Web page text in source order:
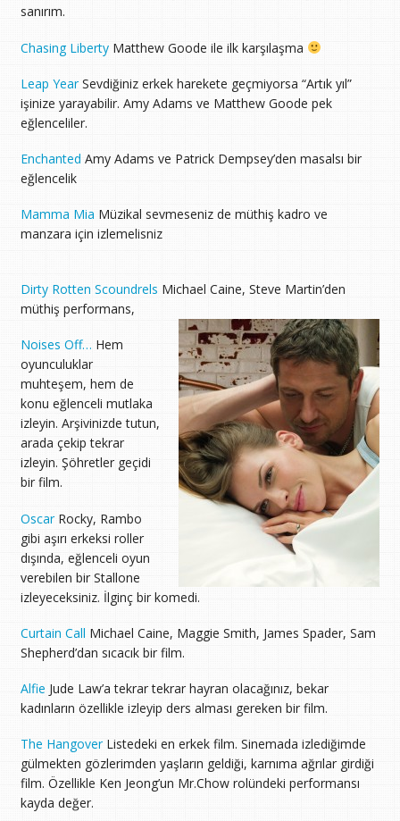
sanırım.
Chasing Liberty Matthew Goode ile ilk karşılaşma
Leap YearSevdiğiniz erkek harekete geçmiyorsa “Artık yıl”
işinize yarayabilir. Amy Adams ve Matthew Goode pek
eğlenceliler.
Enchanted Amy Adams ve Patrick Dempsey’den masalsı bir
eğlencelik
Mamma Mia Müzikal sevmeseniz de müthiş kadro ve
manzara için izlemelisniz
Dirty Rotten Scoundrels Michael Caine, Steve Martin’den
müthiş performans,
Noises Off… Hem
oyunculuklar
muhteşem, hem de
konu eğlenceli mutlaka
izleyin. Arşivinizde tutun,
arada çekip tekrar
izleyin. Şöhretler geçidi
bir film.
OscarRocky, Rambo
gibi aşırı erkeksi roller
dışında, eğlenceli oyun
verebilen bir Stallone
izleyeceksiniz. İlginç bir komedi.
Curtain Call Michael Caine, Maggie Smith, James Spader, Sam
Shepherd’dan sıcacık bir film.
Alfie Jude Law’a tekrar tekrar hayran olacağınız, bekar
kadınların özellikle izleyip ders alması gereken bir film.
The HangoverListedeki en erkek film. Sinemada izlediğimde
gülmekten gözlerimden yaşların geldiği, karnıma ağrılar girdiği
film. Özellikle Ken Jeong’un Mr.Chow rolündeki performansı
kayda değer.